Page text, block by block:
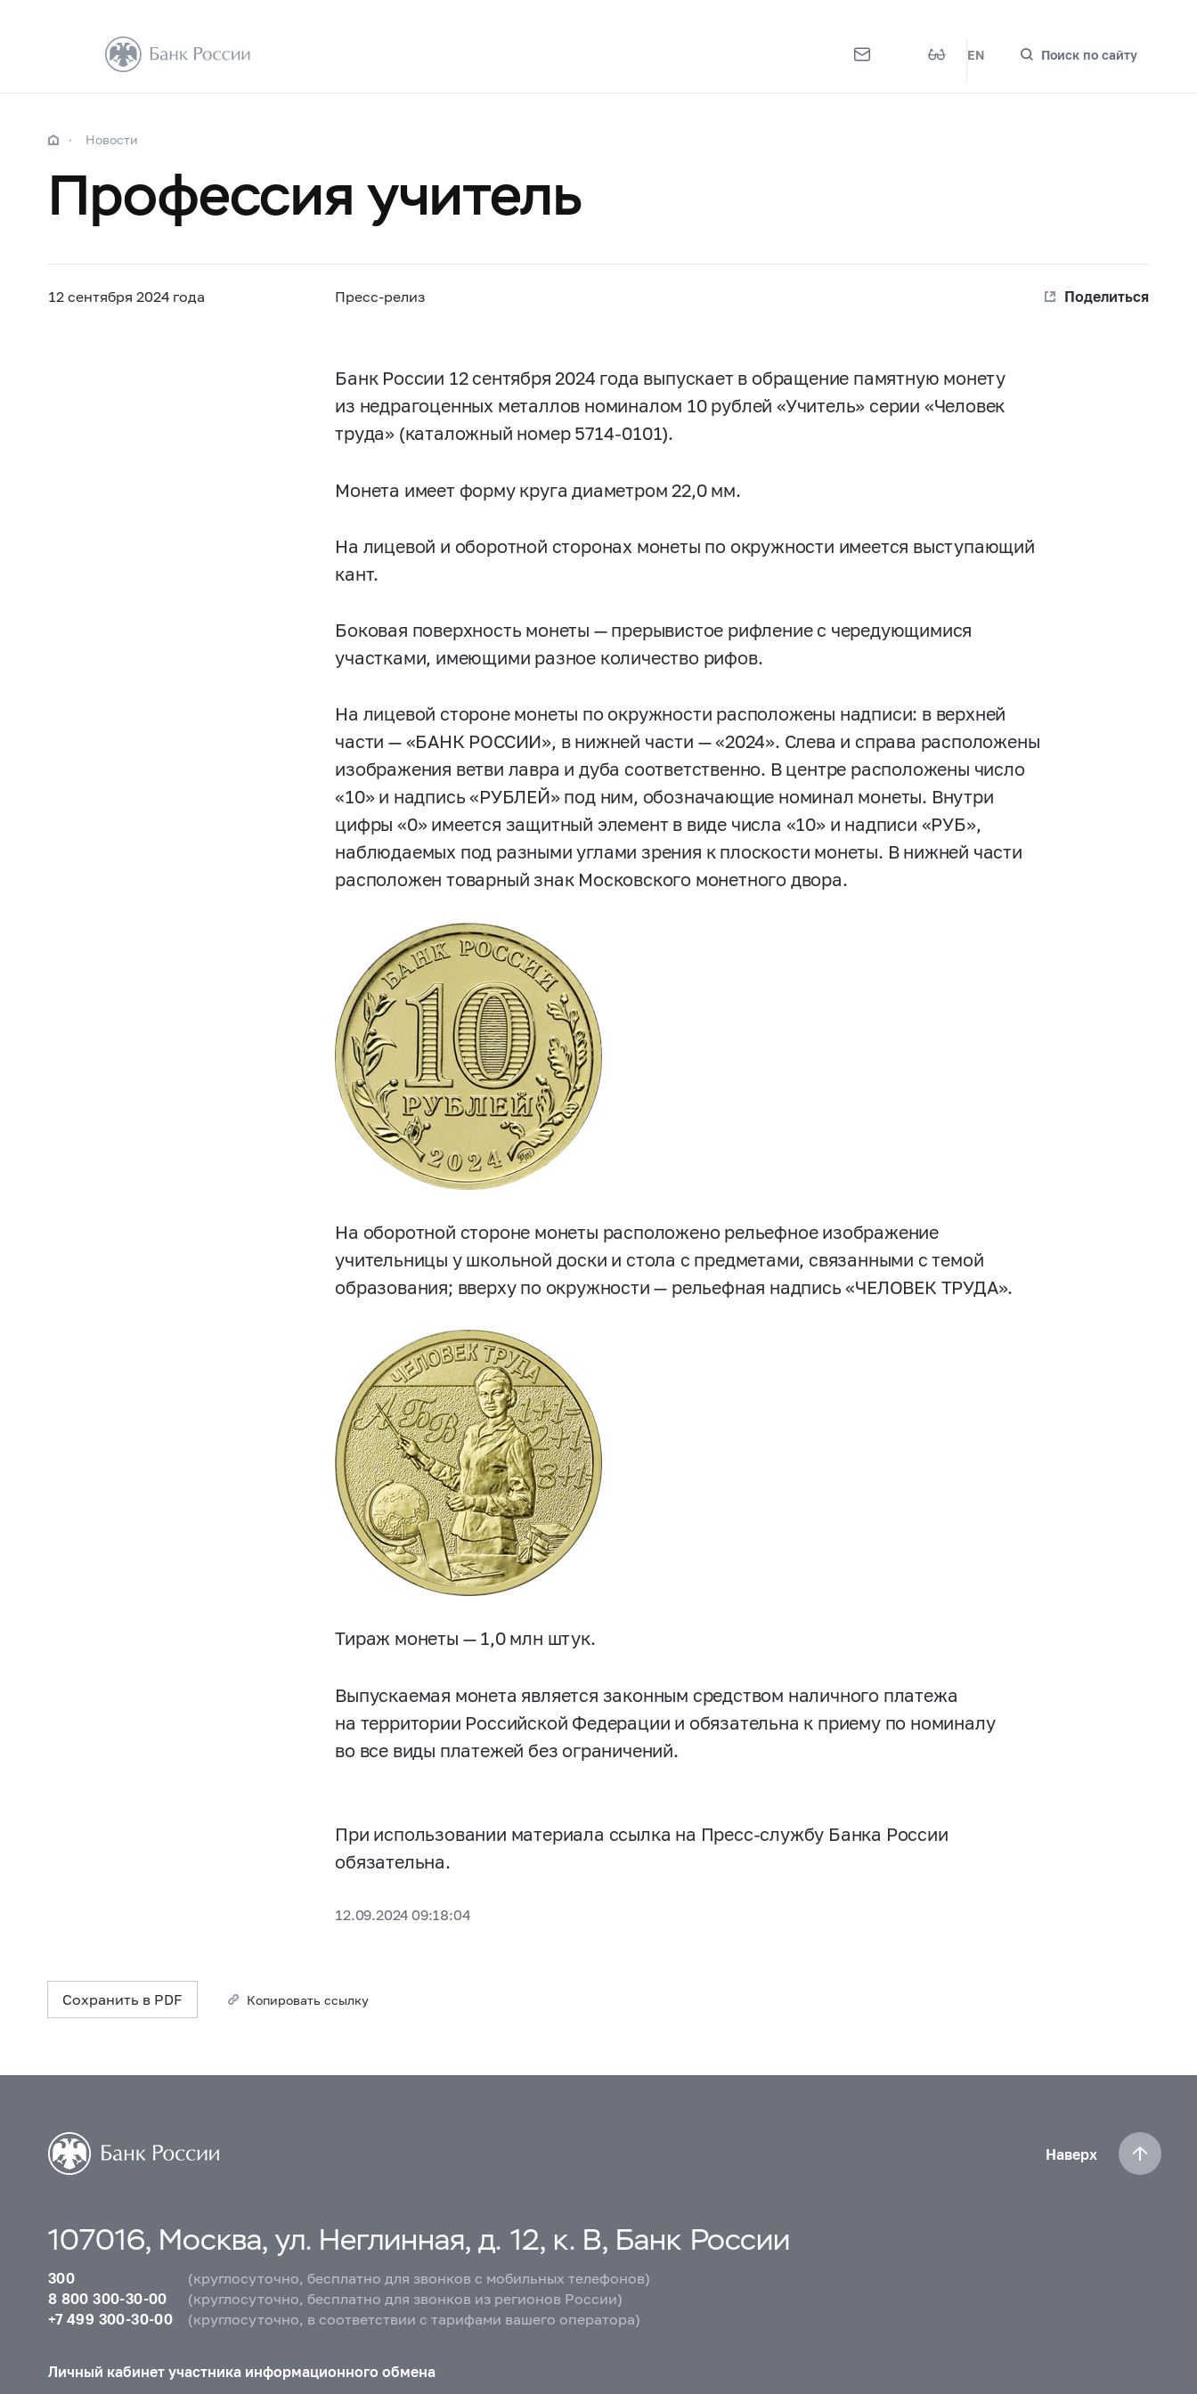
EN Поиск по сайту
Новости
Профессия учитель
12 сентября 2024 года Пресс-релиз Поделиться
Банк России 12 сентября 2024 года выпускает в обращение памятную монету
из недрагоценных металлов номиналом 10 рублей «Учитель» серии «Человек
труда» (каталожный номер 5714-0101).
Монета имеет форму круга диаметром 22,0 мм.
На лицевой и оборотной сторонах монеты по окружности имеется выступающий
кант.
Боковая поверхность монеты — прерывистое рифление с чередующимися
участками, имеющими разное количество рифов.
На лицевой стороне монеты по окружности расположены надписи: в верхней
части — «БАНК РОССИИ», в нижней части — «2024». Слева и справа расположены
изображения ветви лавра и дуба соответственно. В центре расположены число
«10» и надпись «РУБЛЕЙ» под ним, обозначающие номинал монеты. Внутри
цифры «0» имеется защитный элемент в виде числа «10» и надписи «РУБ»,
наблюдаемых под разными углами зрения к плоскости монеты. В нижней части
расположен товарный знак Московского монетного двора.
На оборотной стороне монеты расположено рельефное изображение
учительницы у школьной доски и стола с предметами, связанными с темой
образования; вверху по окружности — рельефная надпись «ЧЕЛОВЕК ТРУДА».
Тираж монеты — 1,0 млн штук.
Выпускаемая монета является законным средством наличного платежа
на территории Российской Федерации и обязательна к приему по номиналу
во все виды платежей без ограничений.
При использовании материала ссылка на Пресс-службу Банка России
обязательна.
12.09.2024 09:18:04
Сохранить в PDF Копировать ссылку
Наверх
107016, Москва, ул. Неглинная, д. 12, к. В, Банк России
300
(круглосуточно, бесплатно для звонков с мобильных телефонов)
8 800 300-30-00
(круглосуточно, бесплатно для звонков из регионов России)
+7 499 300-30-00
(круглосуточно, в соответствии с тарифами вашего оператора)
Личный кабинет участника информационного обмена